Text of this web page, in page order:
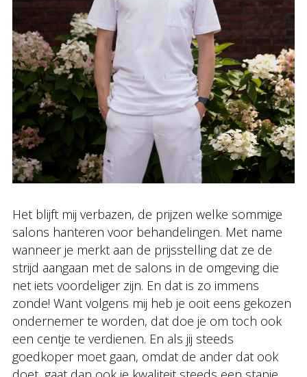
Het blijft mij verbazen, de prijzen welke sommige
salons hanteren voor behandelingen. Met name
wanneer je merkt aan de prijsstelling dat ze de
strijd aangaan met de salons in de omgeving die
net iets voordeliger zijn. En dat is zo immens
zonde! Want volgens mij heb je ooit eens gekozen
ondernemer te worden, dat doe je om toch ook
een centje te verdienen. En als jij steeds
goedkoper moet gaan, omdat de ander dat ook